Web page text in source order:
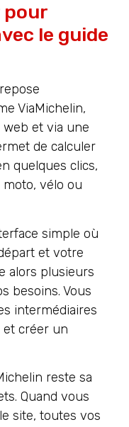
pour
le guide
repose
ViaMichelin,
et via une
de calculer
quelques clics,
vélo ou
simple où
et votre
alors plusieurs
besoins. Vous
intermédiaires
créer un
reste sa
Quand vous
site, toutes vos